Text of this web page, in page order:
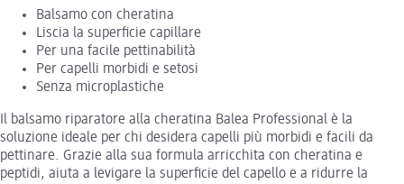
Balsamo con cheratina
Liscia la superficie capillare
Per una facile pettinabilità
Per capelli morbidi e setosi
Senza microplastiche
Il balsamo riparatore alla cheratina Balea Professional è la
soluzione ideale per chi desidera capelli più morbidi e facili da
pettinare. Grazie alla sua formula arricchita con cheratina e
peptidi, aiuta a levigare la superficie del capello e a ridurre la